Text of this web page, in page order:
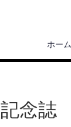
ホーム
念誌